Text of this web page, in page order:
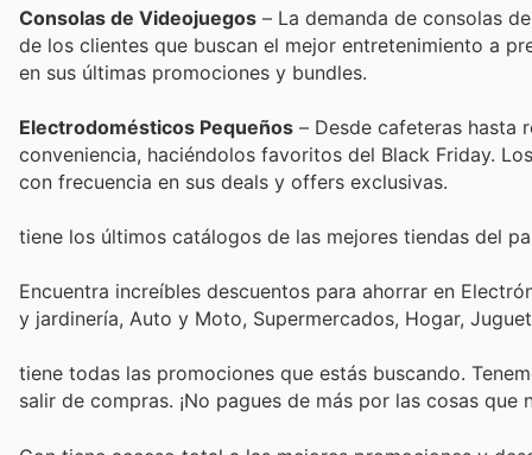
Consolas de Videojuegos – La demanda de consolas
de los clientes que buscan el mejor entretenimiento a
en sus últimas promociones y bundles.
Electrodomésticos Pequeños – Desde cafeteras hasta
conveniencia, haciéndolos favoritos del Black Friday.
con frecuencia en sus deals y offers exclusivas.
tiene los últimos catálogos de las mejores tiendas del
Encuentra increíbles descuentos para ahorrar en
y jardinería, Auto y Moto, Supermercados, Hogar,
tiene todas las promociones que estás buscando.
salir de compras. ¡No pagues de más por las cosas que